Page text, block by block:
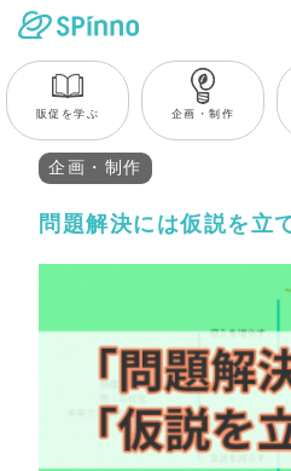
販促を学ぶ 企画・制作
企画・制作
問題解決には仮説を立